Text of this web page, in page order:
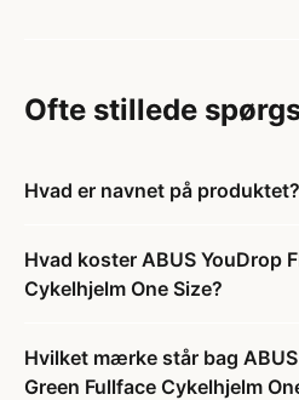
Ofte stillede
Hvad er navnet på produktet?
Hvad koster ABUS YouDrop
Cykelhjelm One Size?
Hvilket mærke står bag
Green Fullface Cykelhjelm